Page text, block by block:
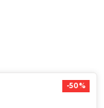
-50%